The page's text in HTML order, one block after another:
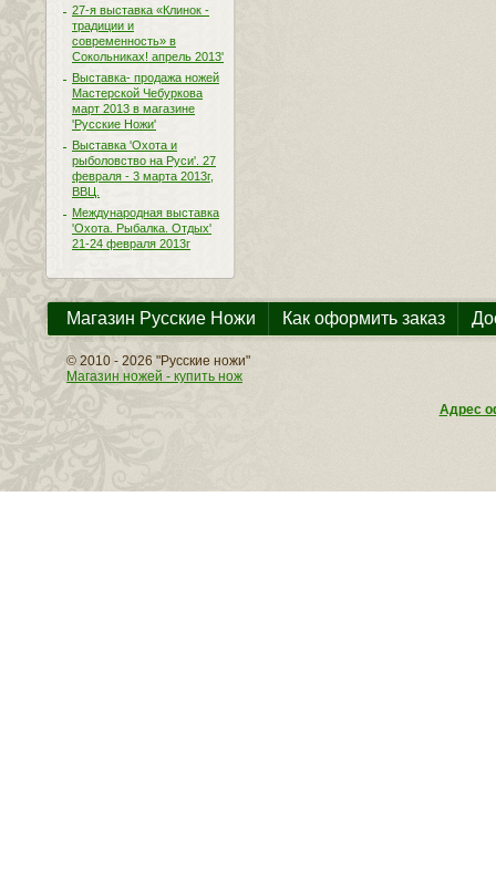
27-я выставка «Клинок -
традиции и
современность» в
Сокольниках! апрель 2013'
Выставка- продажа ножей
Мастерской Чебуркова
март 2013 в магазине
'Русские Ножи'
Выставка 'Охота и
рыболовство на Руси'. 27
февраля - 3 марта 2013г,
ВВЦ.
Международная выставка
'Охота. Рыбалка. Отдых'
21-24 февраля 2013г
Магазин Русские Ножи Как оформить заказ
© 2010 - 2026 "Русские ножи"
Магазин ножей - купить нож
Адрес